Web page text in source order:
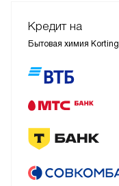
Кредит на
Бытовая химия Korting